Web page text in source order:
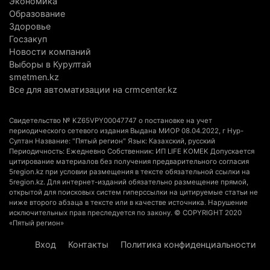
В Алматинской области запустят производство
катеров для Formula-1 H2O и откроют академию
пилотов
В Alatau City Authority назначили нового
Партия «Әділет» предложила превратить
университеты в центры технологий и новых
рабочих мест
4 августа 2026 г. 15:11 181
В Алматинской области назначили нового
председателя административного суда
4 августа 2026 г. 14:29 161
Образование
Здоровье
Госзакуп
Новости компаний
Выборы в Курултай
smetmen.kz
Все для автоматизации на crmcenter.kz
Свидетельство № KZ65VPY00047747 о постановке на учет
периодического сетевого издания Выдана МИОР 08.04.2022, г Нур-
Султан Название: "Пятый регион" Язык: Казахский, русский
Периодичность: Ежедневно Собственник: ИП LIFE KOMEK Допускается
цитирование материалов без получения предварительного согласия
5region.kz при условии размещения в тексте обязательной ссылки на
5region.kz. Для интернет-изданий обязательно размещение прямой,
открытой для поисковых систем гиперссылки на цитируемые статьи не
ниже второго абзаца в тексте или в качестве источника. Нарушение
исключительных прав преследуется по закону. © COPYRIGHT 2020
«Пятый регион»
Вход Контакты Политика конфиденциальности